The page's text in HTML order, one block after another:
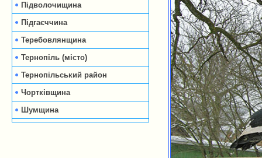
Підволочищина
Підгаєччина
Теребовлянщина
Тернопіль (місто)
Тернопільський район
Чортківщина
Шумщина